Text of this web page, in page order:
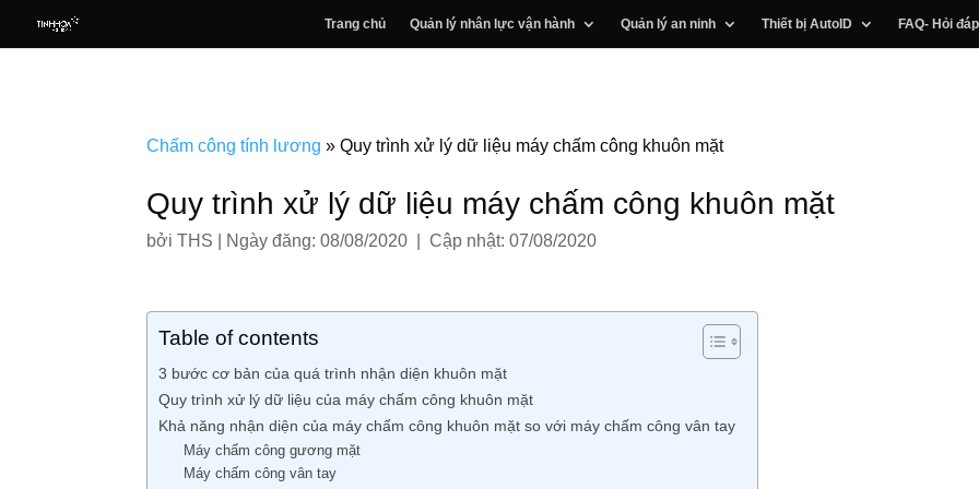
Trang chủ Quản lý nhân lực vận hành Quản lý an ninh Thiết bị AutoID FAQ- Hỏi đáp
Chấm công tính lương »Quy trình xử lý dữ liệu máy chấm công khuôn mặt
Quy trình xử lý dữ liệu máy chấm công khuôn mặt
bởiTHS Ngày đăng: 08/08/2020 | Cập nhật: 07/08/2020
Table of contents
3 bước cơ bản của quá trình nhận diện khuôn mặt
Quy trình xử lý dữ liệu của máy chấm công khuôn mặt
Khả năng nhận diện của máy chấm công khuôn mặt so với máy chấm công vân tay
Máy chấm công gương mặt
Máy chấm công vân tay